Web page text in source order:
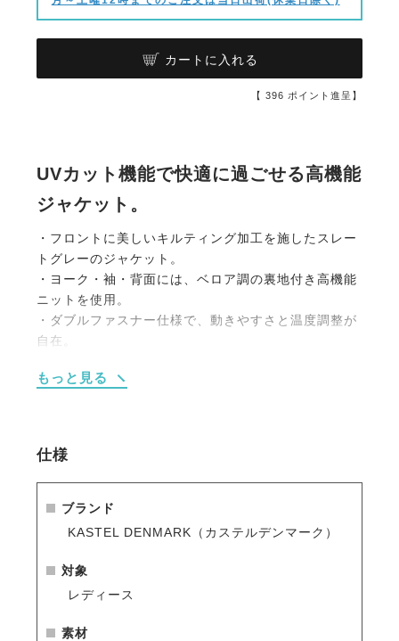
カートに入れる
【 396 ポイント進呈】
UVカット機能で快適に過ごせる高機能
ジャケット。
・フロントに美しいキルティング加工を施したスレー
トグレーのジャケット。
・ヨーク・袖・背面には、ベロア調の裏地付き高機能
ニットを使用。
・ダブルファスナー仕様で、動きやすさと温度調整が
自在。
の強い日でも安心。
されたデザイン。
もっと見る
仕様
ブランド
KASTEL DENMARK（カステルデンマーク）
対象
レディース
素材